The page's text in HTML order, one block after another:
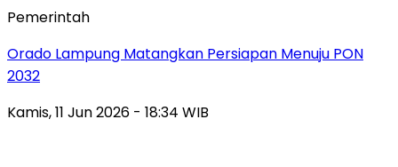
Pemerintah
Orado Lampung Matangkan Persiapan Menuju PON
2032
Kamis, 11 Jun 2026 - 18:34 WIB